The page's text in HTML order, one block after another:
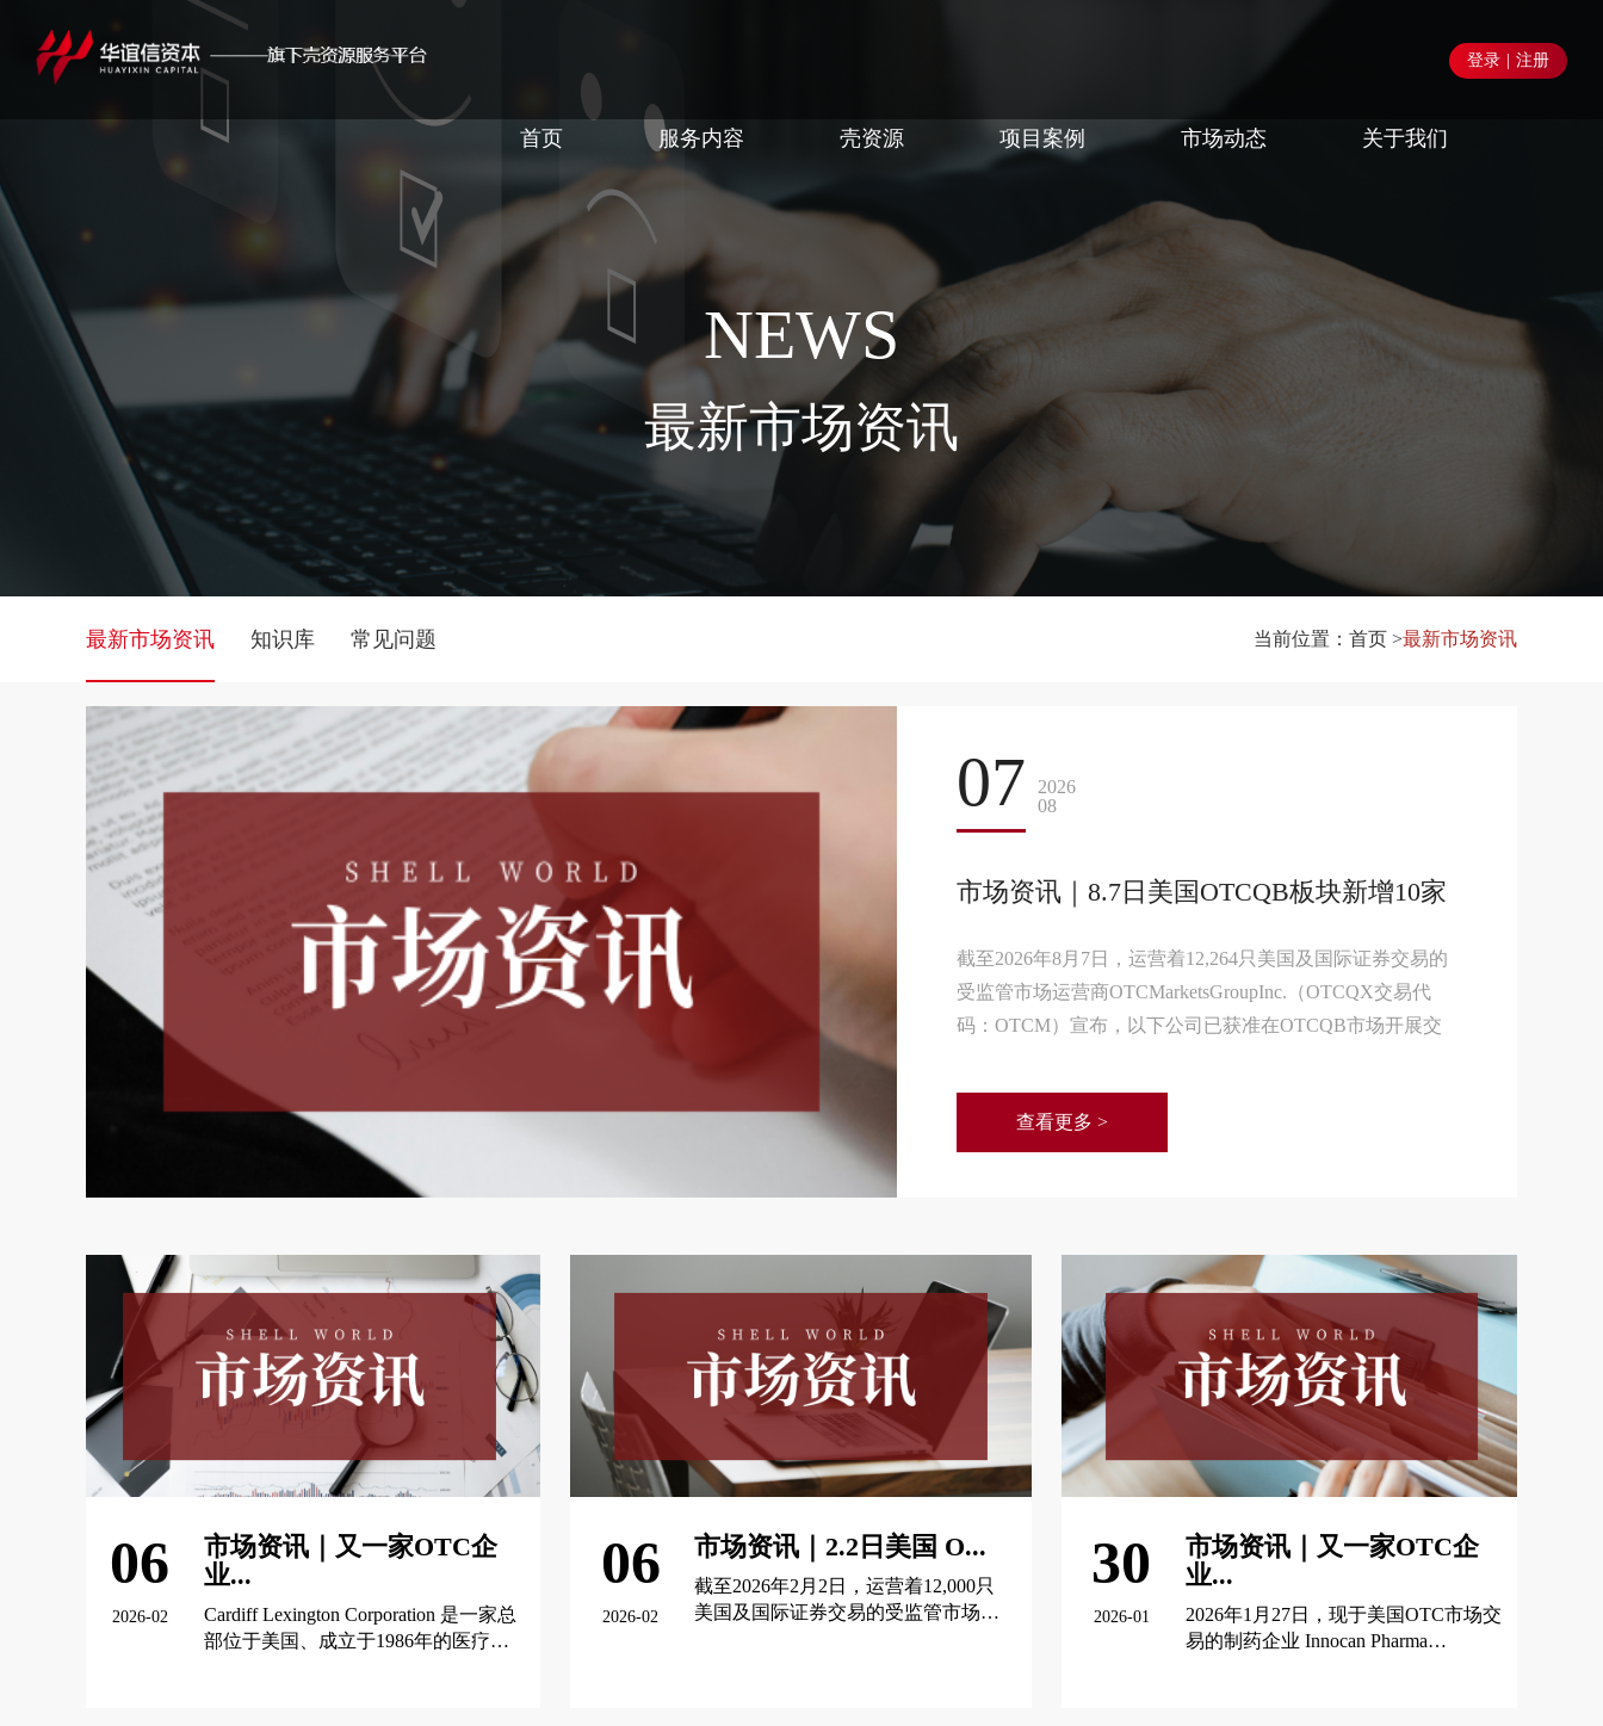
登录 注册
首页 服务内容 壳资源 项目案例 市场动态 关于我们
NEWS
最新市场资讯
最新市场资讯 知识库 常见问题 当前位置：首页 >最新市场资讯
07
2026
08
市场资讯｜8.7日美国OTCQB板块新增10家
截至2026年8月7日，运营着12,264只美国及国际证券交易的
受监管市场运营商OTCMarketsGroupInc.（OTCQX交易代
码：OTCM）宣布，以下公司已获准在OTCQB市场开展交
查看更多 >
06
2026-02
市场资讯｜又一家OTC企
业...
Cardiff Lexington Corporation 是一家总
部位于美国、成立于1986年的医疗保
06
2026-02
市场资讯｜2.2日美国 O...
截至2026年2月2日，运营着12,000只
美国及国际证券交易的受监管市场运
30
2026-01
市场资讯｜又一家OTC企
业...
2026年1月27日，现于美国OTC市场交
易的制药企业 Innocan Pharma